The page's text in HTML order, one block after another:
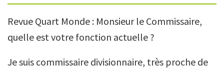
Revue Quart Monde : Monsieur le Commissaire,
quelle est votre fonction actuelle ?
Je suis commissaire divisionnaire, très proche de